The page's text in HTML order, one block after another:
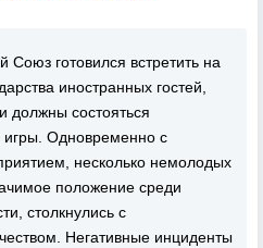
Союз готовился встретить на
иностранных гостей,
должны состояться
Одновременно с
несколько немолодых
положение среди
столкнулись с
Негативные инциденты